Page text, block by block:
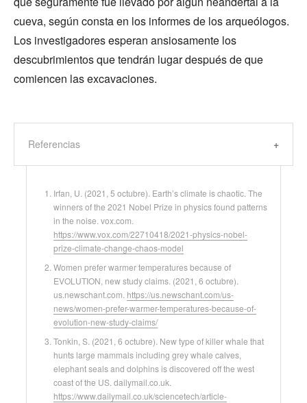
cueva, según consta en los informes de los arqueólogos.
Los investigadores esperan ansiosamente los
descubrimientos que tendrán lugar después de que
comiencen las excavaciones.
Referencias
Irfan, U. (2021, 5 octubre). Earth’s climate is chaotic. The
winners of the 2021 Nobel Prize in physics found patterns
in the noise. vox.com.
https://www.vox.com/22710418/2021-physics-nobel-
prize-climate-change-chaos-model
Women prefer warmer temperatures because of
EVOLUTION, new study claims. (2021, 6 octubre).
us.newschant.com. https://us.newschant.com/us-
news/women-prefer-warmer-temperatures-because-of-
evolution-new-study-claims/
Tonkin, S. (2021, 6 octubre). New type of killer whale that
hunts large mammals including grey whale calves,
elephant seals and dolphins is discovered off the west
coast of the US. dailymail.co.uk.
https://www.dailymail.co.uk/sciencetech/article-